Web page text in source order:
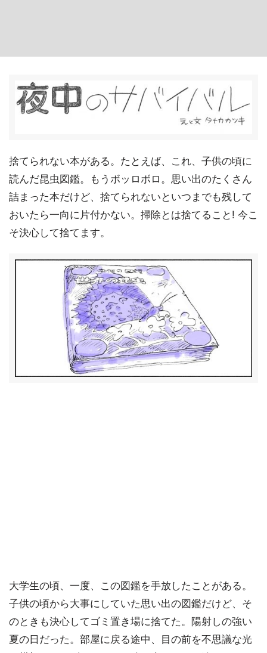
捨てられない本がある。たとえば、これ、子供の頃に
読んだ昆虫図鑑。もうボッロボロ。思い出のたくさん
詰まった本だけど、捨てられないといつまでも残して
おいたら一向に片付かない。掃除とは捨てること! 今こ
そ決心して捨てます。
大学生の頃、一度、この図鑑を手放したことがある。
子供の頃から大事にしていた思い出の図鑑だけど、そ
のときも決心してゴミ置き場に捨てた。陽射しの強い
夏の日だった。部屋に戻る途中、目の前を不思議な光